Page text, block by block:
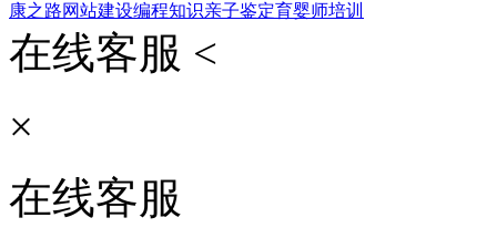
康之路网站建设编程知识亲子鉴定育婴师培训
在线客服 <
×
在线客服